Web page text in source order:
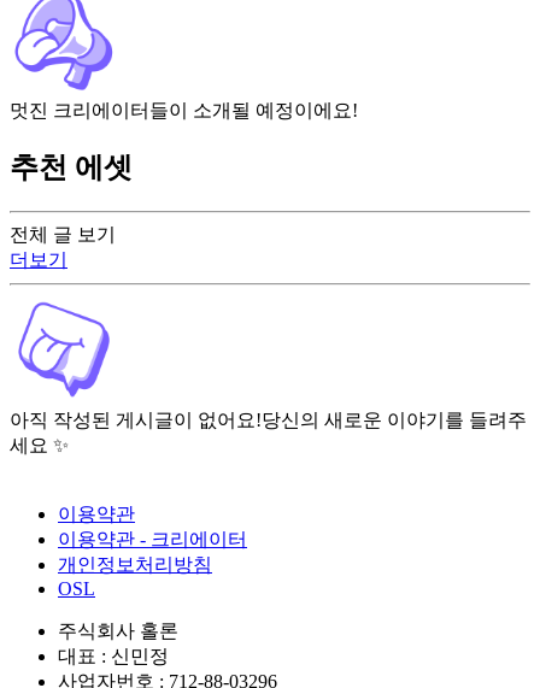
전체 글 보기
더보기
아직 작성된 게시글이 없어요!당신의 새로운 이야기를 들려주
세요 ✨
멋진 크리에이터들이 소개될 예정이에요!
추천 에셋
이용약관
이용약관 - 크리에이터
개인정보처리방침
OSL
주식회사 홀론
대표 : 신민정
사업자번호 : 712-88-03296